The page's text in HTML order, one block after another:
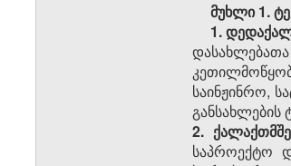
მუხლი 1.
1.
საინჟინრო,
განსახლების
2.
საპროექტო